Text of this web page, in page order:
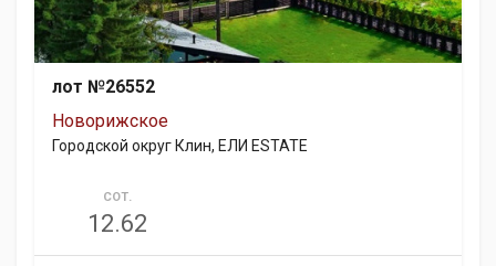
лот №26552
Новорижское
Городской округ Клин, ЕЛИ ESTATE
СОТ.
12.62